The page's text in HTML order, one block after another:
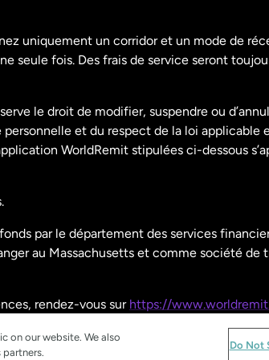
Español
uniquement un corridor et un mode de
seule fois. Des frais de service seront
le droit de modifier, suspendre ou
et du respect de la loi applicable
WorldRemit stipulées ci-dessous
par le département des services
au Massachusetts et comme société de
rendez-vous sur https://
on our website. We also
Do Not